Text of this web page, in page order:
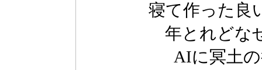
寝て作った良
年とれどな
AIに冥土